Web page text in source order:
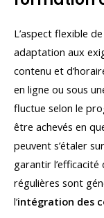
L’aspect flexible
adaptation aux
contenu et
en ligne ou sous
fluctue selon le
être achevés en
peuvent s’étaler
garantir
régulières sont
l’intégration des